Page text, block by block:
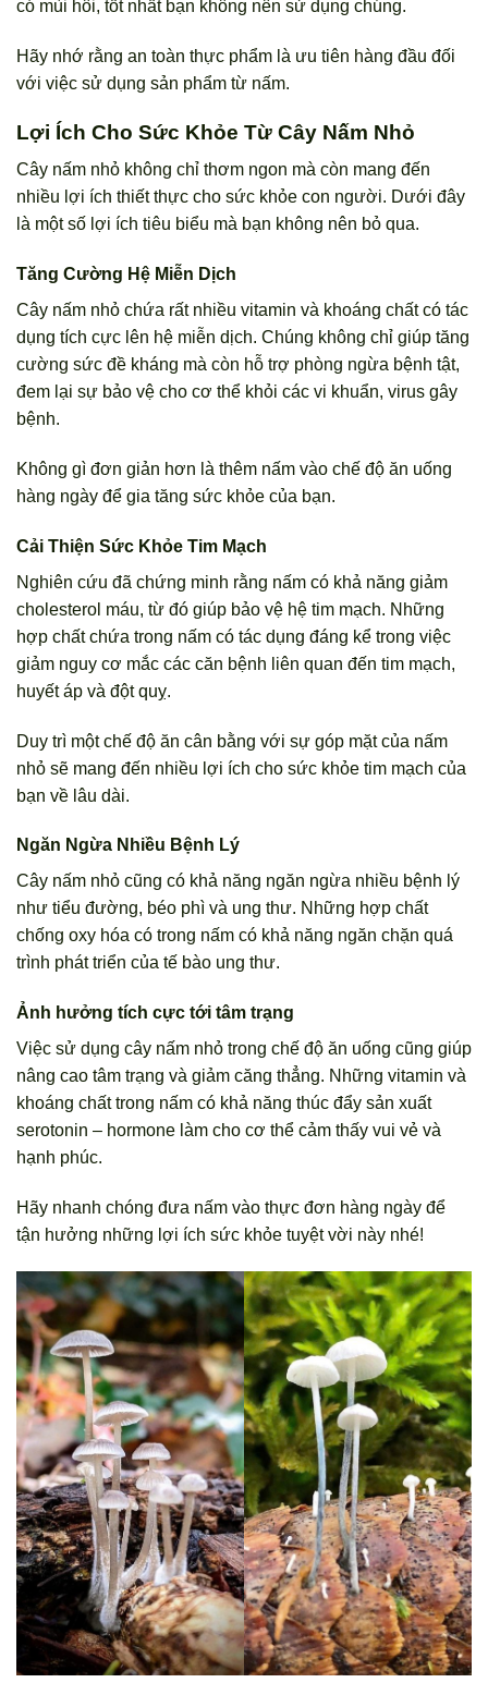
có mùi hôi, tốt nhất bạn không nên sử dụng chúng.
Hãy nhớ rằng an toàn thực phẩm là ưu tiên hàng đầu đối
với việc sử dụng sản phẩm từ nấm.
Lợi Ích Cho Sức Khỏe Từ Cây Nấm Nhỏ
Cây nấm nhỏ không chỉ thơm ngon mà còn mang đến
nhiều lợi ích thiết thực cho sức khỏe con người. Dưới đây
là một số lợi ích tiêu biểu mà bạn không nên bỏ qua.
Tăng Cường Hệ Miễn Dịch
Cây nấm nhỏ chứa rất nhiều vitamin và khoáng chất có tác
dụng tích cực lên hệ miễn dịch. Chúng không chỉ giúp tăng
cường sức đề kháng mà còn hỗ trợ phòng ngừa bệnh tật,
đem lại sự bảo vệ cho cơ thể khỏi các vi khuẩn, virus gây
bệnh.
Không gì đơn giản hơn là thêm nấm vào chế độ ăn uống
hàng ngày để gia tăng sức khỏe của bạn.
Cải Thiện Sức Khỏe Tim Mạch
Nghiên cứu đã chứng minh rằng nấm có khả năng giảm
cholesterol máu, từ đó giúp bảo vệ hệ tim mạch. Những
hợp chất chứa trong nấm có tác dụng đáng kể trong việc
giảm nguy cơ mắc các căn bệnh liên quan đến tim mạch,
huyết áp và đột quỵ.
Duy trì một chế độ ăn cân bằng với sự góp mặt của nấm
nhỏ sẽ mang đến nhiều lợi ích cho sức khỏe tim mạch của
bạn về lâu dài.
Ngăn Ngừa Nhiều Bệnh Lý
Cây nấm nhỏ cũng có khả năng ngăn ngừa nhiều bệnh lý
như tiểu đường, béo phì và ung thư. Những hợp chất
chống oxy hóa có trong nấm có khả năng ngăn chặn quá
trình phát triển của tế bào ung thư.
Ảnh hưởng tích cực tới tâm trạng
Việc sử dụng cây nấm nhỏ trong chế độ ăn uống cũng giúp
nâng cao tâm trạng và giảm căng thẳng. Những vitamin và
khoáng chất trong nấm có khả năng thúc đẩy sản xuất
serotonin – hormone làm cho cơ thể cảm thấy vui vẻ và
hạnh phúc.
Hãy nhanh chóng đưa nấm vào thực đơn hàng ngày để
tận hưởng những lợi ích sức khỏe tuyệt vời này nhé!